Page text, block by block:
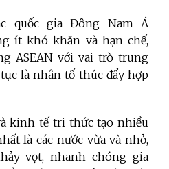
quốc gia Đông Nam Á
ít khó khăn và hạn chế,
ASEAN với vai trò trung
là nhân tố thúc đẩy hợp
kinh tế tri thức tạo nhiều
là các nước vừa và nhỏ,
vọt, nhanh chóng gia